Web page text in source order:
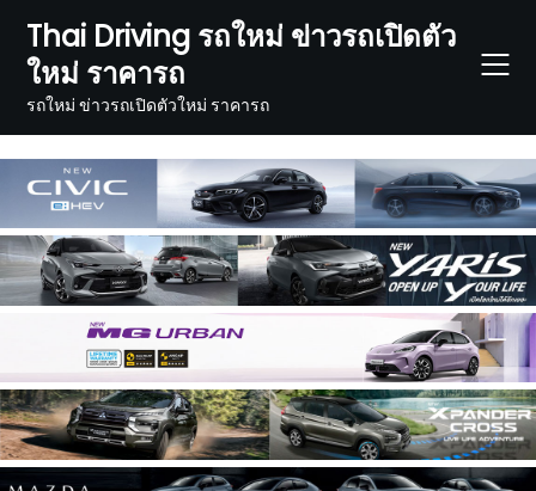
content
Thai Driving รถใหม่ ข่าวรถเปิดตัว
ใหม่ ราคารถ
รถใหม่ ข่าวรถเปิดตัวใหม่ ราคารถ